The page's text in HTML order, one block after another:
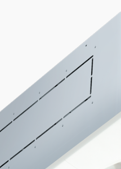
для VRF ARV системы AUX
внутренний блок